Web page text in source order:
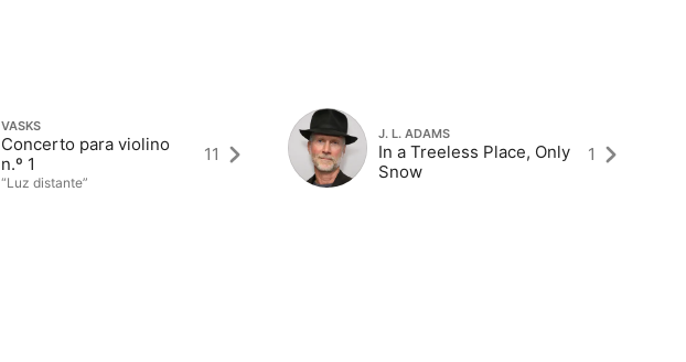
VASKS
Concerto para violino
n.º 1
“Luz distante”
11
J. L. ADAMS
In a Treeless Place, Only
Snow
1